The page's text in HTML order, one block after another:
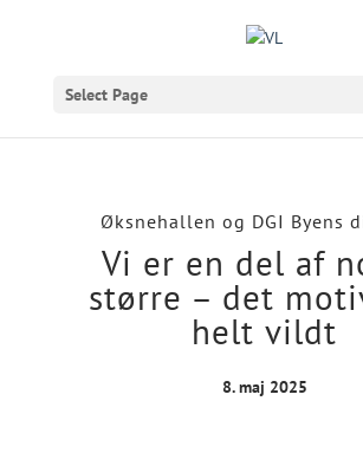
Select Page
Øksnehallen og DGI Byens
Vi er en del af
større – det
helt vildt
8. maj 2025